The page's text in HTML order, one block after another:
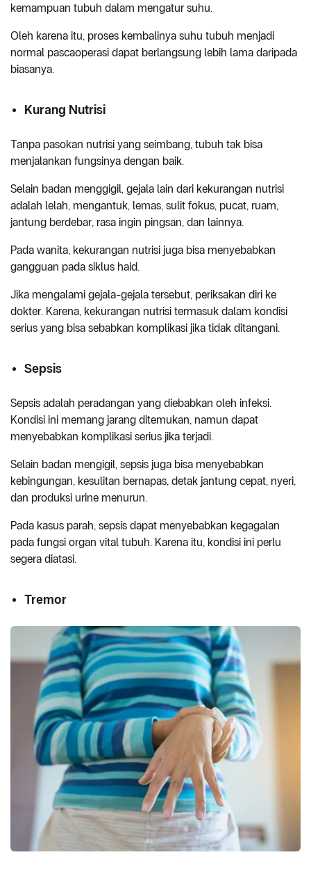
kemampuan tubuh dalam mengatur suhu.
Oleh karena itu, proses kembalinya suhu tubuh menjadi
normal pascaoperasi dapat berlangsung lebih lama daripada
biasanya.
Kurang Nutrisi
Tanpa pasokan nutrisi yang seimbang, tubuh tak bisa
menjalankan fungsinya dengan baik.
Selain badan menggigil, gejala lain dari kekurangan nutrisi
adalah lelah, mengantuk, lemas, sulit fokus, pucat, ruam,
jantung berdebar, rasa ingin pingsan, dan lainnya.
Pada wanita, kekurangan nutrisi juga bisa menyebabkan
gangguan pada siklus haid.
Jika mengalami gejala-gejala tersebut, periksakan diri ke
dokter. Karena, kekurangan nutrisi termasuk dalam kondisi
serius yang bisa sebabkan komplikasi jika tidak ditangani.
Sepsis
Sepsis adalah peradangan yang diebabkan oleh infeksi.
Kondisi ini memang jarang ditemukan, namun dapat
menyebabkan komplikasi serius jika terjadi.
Selain badan mengigil, sepsis juga bisa menyebabkan
kebingungan, kesulitan bernapas, detak jantung cepat, nyeri,
dan produksi urine menurun.
Pada kasus parah, sepsis dapat menyebabkan kegagalan
pada fungsi organ vital tubuh. Karena itu, kondisi ini perlu
segera diatasi.
Tremor